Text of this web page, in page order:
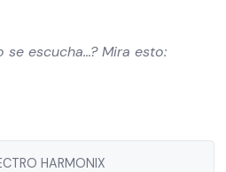
se escucha…? Mira esto:
HARMONIX